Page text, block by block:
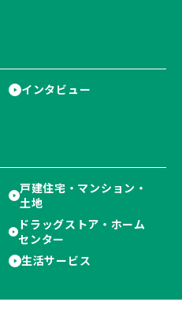
インタビュー
戸建住宅・マンション・
土地
ドラッグストア・ホーム
センター
生活サービス